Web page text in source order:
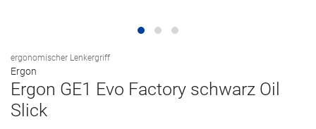
ergonomischer Lenkergriff
Ergon
Ergon GE1 Evo Factory schwarz Oil
Slick